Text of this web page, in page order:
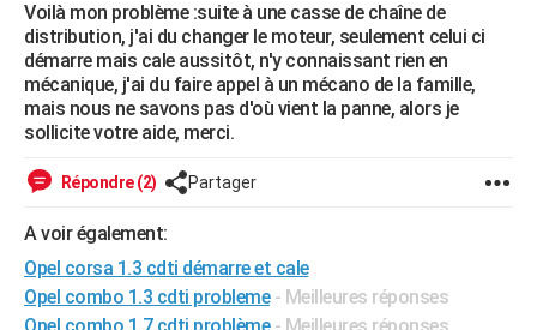
Forum
Aménagement intérieur
Extérieur
Cuisine
Salle de bains
Jardinage
Rangement
WEEK-END
Guides de France
Escapades
Patrimoine
Expositions
Musées
Week-end nature
+LIFESTYLE
Art de vivre
Bien-être
Loisirs
Mode
Modes de vie
SANTE
Alimentation
Guide de la santé
Maladies
Médicaments
Sommeil
VOYAGE
Destinations
City break
Voyage nature
Voyage de noces
Forum
Climat
+PHOTO
GUIDES D'ACHAT
Voilà mon problème :suite à une casse de chaîne de
distribution, j'ai du changer le moteur, seulement celui ci
démarre mais cale aussitôt, n'y connaissant rien en
mécanique, j'ai du faire appel à un mécano de la famille,
mais nous ne savons pas d'où vient la panne, alors je
sollicite votre aide, merci.
Répondre (2) Partager
A voir également:
Opel corsa 1.3 cdti démarre et cale
Opel combo 1.3 cdti probleme - Meilleures réponses